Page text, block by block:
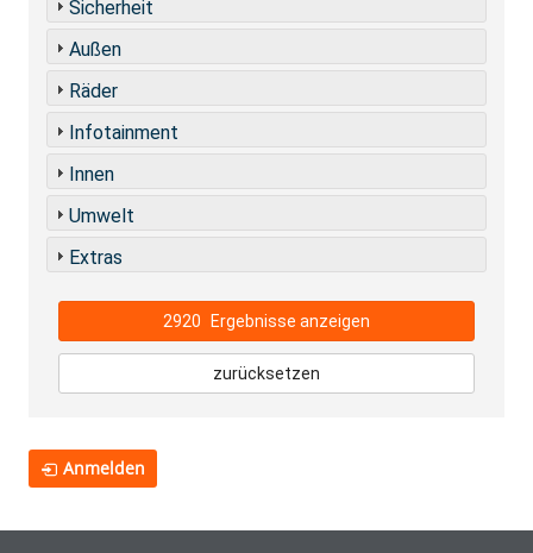
Sicherheit
Außen
Räder
Infotainment
Innen
Umwelt
Extras
2920 Ergebnisse anzeigen
zurücksetzen
Anmelden